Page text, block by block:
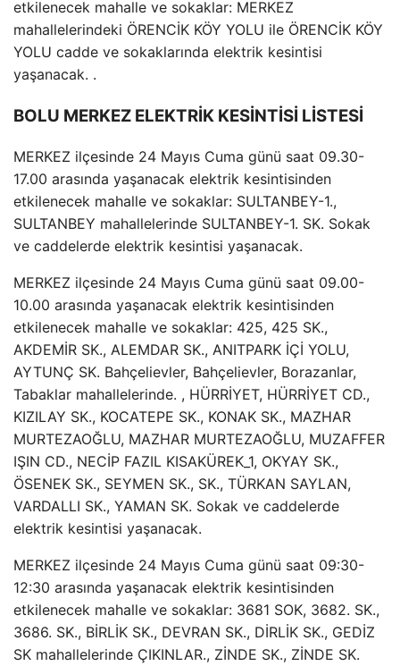
etkilenecek mahalle ve sokaklar: MERKEZ
mahallelerindeki ÖRENCİK KÖY YOLU ile ÖRENCİK KÖY
YOLU cadde ve sokaklarında elektrik kesintisi
yaşanacak. .
BOLU MERKEZ ELEKTRİK KESİNTİSİ LİSTESİ
MERKEZ ilçesinde 24 Mayıs Cuma günü saat 09.30-
17.00 arasında yaşanacak elektrik kesintisinden
etkilenecek mahalle ve sokaklar: SULTANBEY-1.,
SULTANBEY mahallelerinde SULTANBEY-1. SK. Sokak
ve caddelerde elektrik kesintisi yaşanacak.
MERKEZ ilçesinde 24 Mayıs Cuma günü saat 09.00-
10.00 arasında yaşanacak elektrik kesintisinden
etkilenecek mahalle ve sokaklar: 425, 425 SK.,
AKDEMİR SK., ALEMDAR SK., ANITPARK İÇİ YOLU,
AYTUNÇ SK. Bahçelievler, Bahçelievler, Borazanlar,
Tabaklar mahallelerinde. , HÜRRİYET, HÜRRİYET CD.,
KIZILAY SK., KOCATEPE SK., KONAK SK., MAZHAR
MURTEZAOĞLU, MAZHAR MURTEZAOĞLU, MUZAFFER
IŞIN CD., NECİP FAZIL KISAKÜREK_1, OKYAY SK.,
ÖSENEK SK., SEYMEN SK., SK., TÜRKAN SAYLAN,
VARDALLI SK., YAMAN SK. Sokak ve caddelerde
elektrik kesintisi yaşanacak.
MERKEZ ilçesinde 24 Mayıs Cuma günü saat 09:30-
12:30 arasında yaşanacak elektrik kesintisinden
etkilenecek mahalle ve sokaklar: 3681 SOK, 3682. SK.,
3686. SK., BİRLİK SK., DEVRAN SK., DİRLİK SK., GEDİZ
SK mahallelerinde ÇIKINLAR., ZİNDE SK., ZİNDE SK.